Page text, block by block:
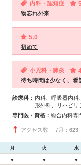
内科・認知症
物忘れ外来
5.0
初めて
小児科・肺炎
待ち時間は少なく、看
診療科： 内科、呼吸器内科
形外科、リハビリ
専門医・資格：
アクセス数 7月： 623
月 火 水
● ● ●